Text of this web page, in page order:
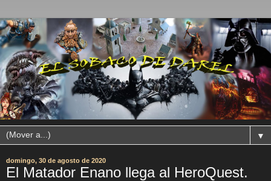
▼
domingo, 30 de agosto de 2020
El Matador Enano llega al HeroQuest.